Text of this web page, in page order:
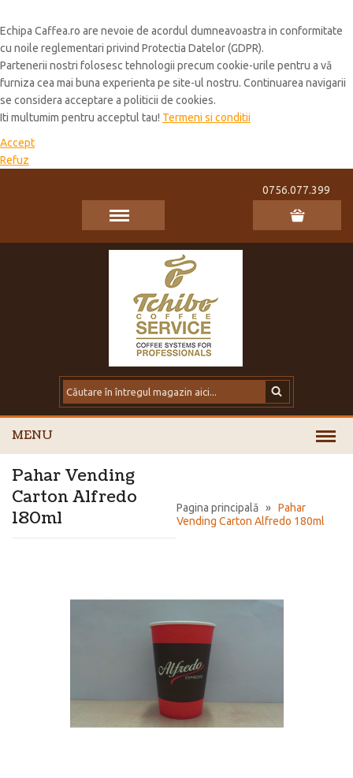
Echipa Caffea.ro are nevoie de acordul dumneavoastra in conformitate
cu noile reglementari privind Protectia Datelor (GDPR).
Partenerii nostri folosesc tehnologii precum cookie-urile pentru a vă
furniza cea mai buna experienta pe site-ul nostru. Continuarea navigarii
se considera acceptare a politicii de cookies.
Iti multumim pentru acceptul tau! Termeni si conditii
Accept
Refuz
0756.077.399
MENU
Pagina principală » Pahar
Vending Carton Alfredo 180ml
Pahar Vending
Carton Alfredo
180ml